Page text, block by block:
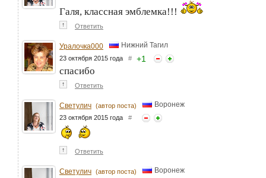
Галя, классная эмблемка!!!
↑ Ответить
Уралочка000 Нижний Тагил
23 октября 2015 года # +1
спасибо
↑ Ответить
Светулич (автор поста) Воронеж
23 октября 2015 года #
↑ Ответить
Светулич (автор поста) Воронеж